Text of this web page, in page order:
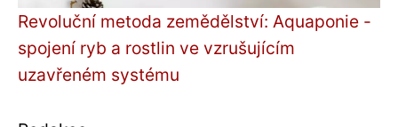
Revoluční metoda zemědělství: Aquaponie -
spojení ryb a rostlin ve vzrušujícím
uzavřeném systému